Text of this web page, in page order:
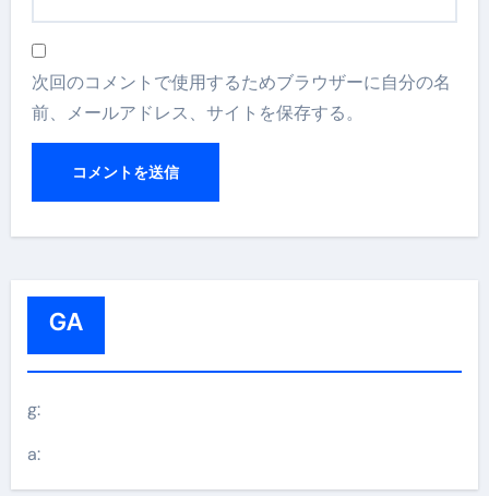
次回のコメントで使用するためブラウザーに自分の名
前、メールアドレス、サイトを保存する。
GA
g:
a: